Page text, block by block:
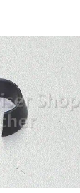
Zum
Merkzettel